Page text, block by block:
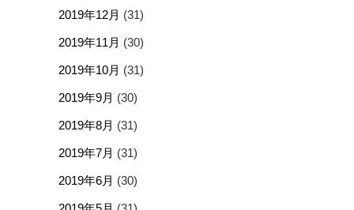
2019年12月 (31)
2019年11月 (30)
2019年10月 (31)
2019年9月 (30)
2019年8月 (31)
2019年7月 (31)
2019年6月 (30)